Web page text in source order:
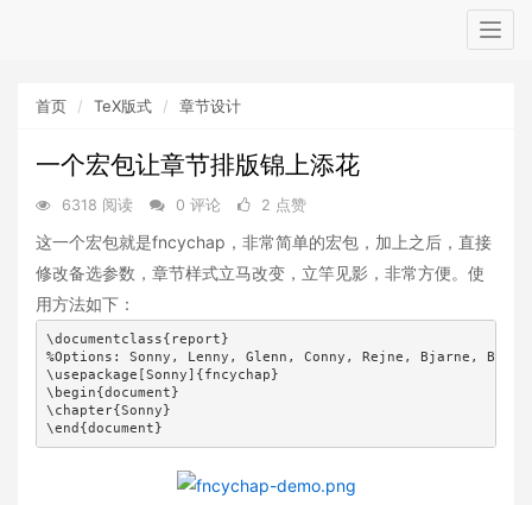
首页 TeX版式 章节设计
一个宏包让章节排版锦上添花
6318 阅读 0 评论 2 点赞
这一个宏包就是fncychap，非常简单的宏包，加上之后，直接
修改备选参数，章节样式立马改变，立竿见影，非常方便。使
用方法如下：
\documentclass{report}
%Options: Sonny, Lenny, Glenn, Conny, Rejne, Bjarne,
\usepackage[Sonny]{fncychap}
\begin{document}
\chapter{Sonny}
\end{document}